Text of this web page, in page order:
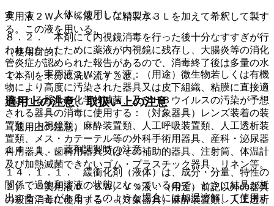
８．１． 人体に使用しないこと。
８．２． 本剤にて内視鏡消毒を行った後十分なすすぎが行
われなかったために薬液が内視鏡に残存し、大腸炎等の消化
管炎症が認められた報告があるので、消毒終了後は多量の水
で本剤を十分に洗い流すこと。
適用上の注意、取扱い上の注意
（適用上の注意）
１４．１． 薬剤調製時の注意
１４．１．１． 緩衝化剤（液体）は、成分・分量、特性の
関係で過飽和溶液の状態になっているので、ときに結晶が析
出することがある（このような場合には加温溶解して使用す
実用液２Ｗ／Ｖ％液１Ｌに精製水３Ｌを加えて希釈して製す
る。この液を用いる。
（使用目的）
１）． 実用液２Ｗ／Ｖ％液：（用途）微生物若しくは有機
物により高度に汚染された器具又は皮下組織、粘膜に直接適
用される器具の化学的滅菌、及びＨＢウイルスの汚染が予想
される器具の消毒に使用する：（対象器具）レンズ装着の装
置類、内視鏡類、麻酔装置類、人工呼吸装置類、人工透析装
置類、メス・カテーテル等の外科手術用器具、産科・泌尿器
科用器具、歯科用器具又はその補助的器具、注射筒、体温計
及び加熱滅菌できないゴム・プラスチック器具、リネン等。
２）． 実用液０．５Ｗ／Ｖ％液：（用途）前記以外の器具
の殺菌消毒に使用する：（対象器具）麻酔装置類、人工透析